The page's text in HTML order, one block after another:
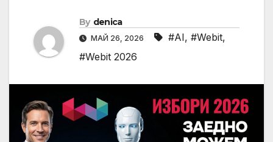
By denica
МАЙ 26, 2026 #AI, #Webit,
#Webit 2026